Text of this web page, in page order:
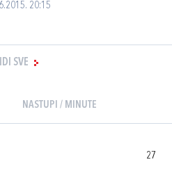
20:15
SVE
NASTUPI / MINUTE
27